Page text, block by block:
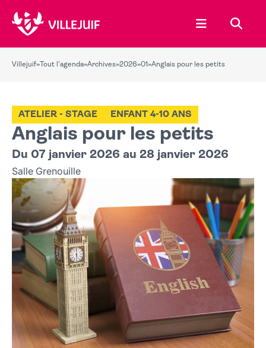
Ouvrir le
Villejuif» Tout l'agenda»Archives»2026»01»Anglais pour les petits
Anglais pour les petits
ATELIER - STAGE ENFANT 4-10 ANS
Du 07 janvier 2026 au 28 janvier 2026
Salle Grenouille